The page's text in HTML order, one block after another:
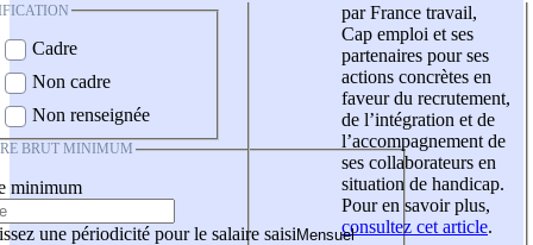
Cadre
Non cadre
Non renseignée
BRUT MINIMUM
minimum
une périodicité pour le salaire saisi
par France travail,
Cap emploi et ses
partenaires pour ses
actions concrètes en
faveur du recrutement,
de l’intégration et de
l’accompagnement de
ses collaborateurs en
situation de handicap.
Pour en savoir plus,
consultez cet article.